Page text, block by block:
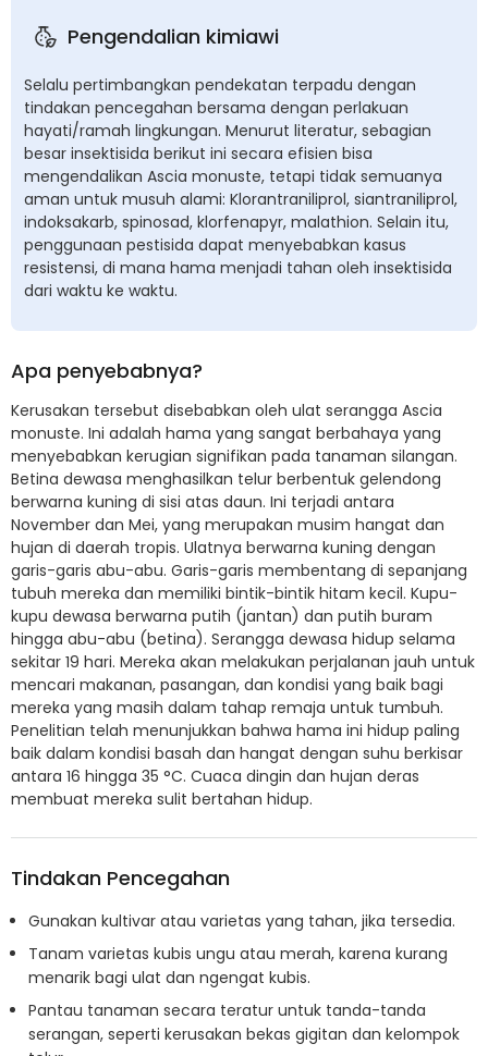
Pengendalian kimiawi
Selalu pertimbangkan pendekatan terpadu dengan
tindakan pencegahan bersama dengan perlakuan
hayati/ramah lingkungan. Menurut literatur, sebagian
besar insektisida berikut ini secara efisien bisa
mengendalikan Ascia monuste, tetapi tidak semuanya
aman untuk musuh alami: Klorantraniliprol, siantraniliprol,
indoksakarb, spinosad, klorfenapyr, malathion. Selain itu,
penggunaan pestisida dapat menyebabkan kasus
resistensi, di mana hama menjadi tahan oleh insektisida
dari waktu ke waktu.
Apa penyebabnya?
Kerusakan tersebut disebabkan oleh ulat serangga Ascia
monuste. Ini adalah hama yang sangat berbahaya yang
menyebabkan kerugian signifikan pada tanaman silangan.
Betina dewasa menghasilkan telur berbentuk gelendong
berwarna kuning di sisi atas daun. Ini terjadi antara
November dan Mei, yang merupakan musim hangat dan
hujan di daerah tropis. Ulatnya berwarna kuning dengan
garis-garis abu-abu. Garis-garis membentang di sepanjang
tubuh mereka dan memiliki bintik-bintik hitam kecil. Kupu-
kupu dewasa berwarna putih (jantan) dan putih buram
hingga abu-abu (betina). Serangga dewasa hidup selama
sekitar 19 hari. Mereka akan melakukan perjalanan jauh untuk
mencari makanan, pasangan, dan kondisi yang baik bagi
mereka yang masih dalam tahap remaja untuk tumbuh.
Penelitian telah menunjukkan bahwa hama ini hidup paling
baik dalam kondisi basah dan hangat dengan suhu berkisar
antara 16 hingga 35 °C. Cuaca dingin dan hujan deras
membuat mereka sulit bertahan hidup.
Tindakan Pencegahan
Gunakan kultivar atau varietas yang tahan, jika tersedia.
Tanam varietas kubis ungu atau merah, karena kurang
menarik bagi ulat dan ngengat kubis.
Pantau tanaman secara teratur untuk tanda-tanda
serangan, seperti kerusakan bekas gigitan dan kelompok